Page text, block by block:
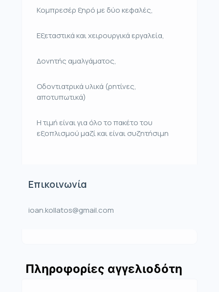
Κομπρεσέρ ξηρό με δύο κεφαλές,
Εξεταστικά και χειρουργικά εργαλεία,
Δονητής αμαλγάματος,
Οδοντιατρικά υλικά (ρητίνες,
αποτυπωτικά)
Η τιμή είναι για όλο το πακέτο του
εξοπλισμού μαζί και είναι συζητήσιμη
Επικοινωνία
ioan.kollatos@gmail.com
Πληροφορίες αγγελιοδότη